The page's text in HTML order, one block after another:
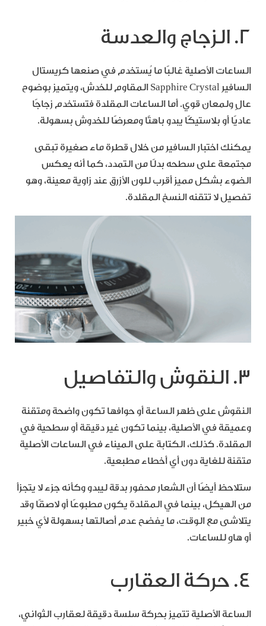
2. الزجاج والعدسة
الساعات الأصلية غالبًا ما يُستخدم في صنعها كريستال
السافير Sapphire Crystal المقاوم للخدش، ويتميز بوضوح
عالٍ ولمعان قوي. أما الساعات المقلدة فتستخدم زجاجًا
عاديًا أو بلاستيكًا يبدو باهتًا ومعرضًا للخدوش بسهولة.
يمكنك اختبار السافير من خلال قطرة ماء صغيرة تبقى
مجتمعة على سطحه بدلًا من التمدد، كما أنه يعكس
الضوء بشكل مميز أقرب للون الأزرق عند زاوية معينة، وهو
تفصيل لا تتقنه النسخ المقلدة.
3. النقوش والتفاصيل
النقوش على ظهر الساعة أو حوافها تكون واضحة ومتقنة
وعميقة في الأصلية، بينما تكون غير دقيقة أو سطحية في
المقلدة. كذلك، الكتابة على الميناء في الساعات الأصلية
متقنة للغاية دون أي أخطاء مطبعية.
ستلاحظ أيضًا أن الشعار محفور بدقة ليبدو وكأنه جزء لا يتجزأ
من الهيكل، بينما في المقلدة يكون مطبوعًا أو لاصقًا وقد
يتلاشى مع الوقت، ما يفضح عدم أصالتها بسهولة لأي خبير
أو هاوٍ للساعات.
4. حركة العقارب
الساعة الأصلية تتميز بحركة سلسة دقيقة لعقارب الثواني،